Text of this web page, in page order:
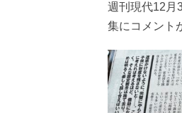
週刊現代12月
集にコメント